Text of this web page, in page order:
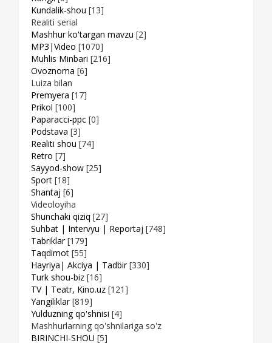
Kundalik-shou [13]
Realiti serial
Mashhur ko'targan mavzu [2]
MP3|Video [1070]
Muhlis Minbari [216]
Ovoznoma [6]
Luiza bilan
Premyera [17]
Prikol [100]
Paparacci-ppc [0]
Podstava [3]
Realiti shou [74]
Retro [7]
Sayyod-show [25]
Sport [18]
Shantaj [6]
Videoloyiha
Shunchaki qiziq [27]
Suhbat | Intervyu | Reportaj [748]
Tabriklar [179]
Taqdimot [55]
Hayriya| Akciya | Tadbir [330]
Turk shou-biz [16]
TV | Teatr, Kino.uz [121]
Yangiliklar [819]
Yulduzning qo'shnisi [4]
Mashhurlarning qo'shnilariga so'z
BIRINCHI-SHOU [5]